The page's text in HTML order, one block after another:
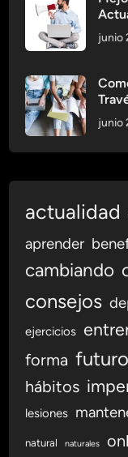
junio
junio
actualidad
aprender
cambiando
consejos
ejercicios
forma futuro
hábitos
lesiones
natural naturales